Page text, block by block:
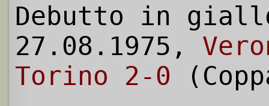
Debutto in
27.08.1975,
Torino 2-0